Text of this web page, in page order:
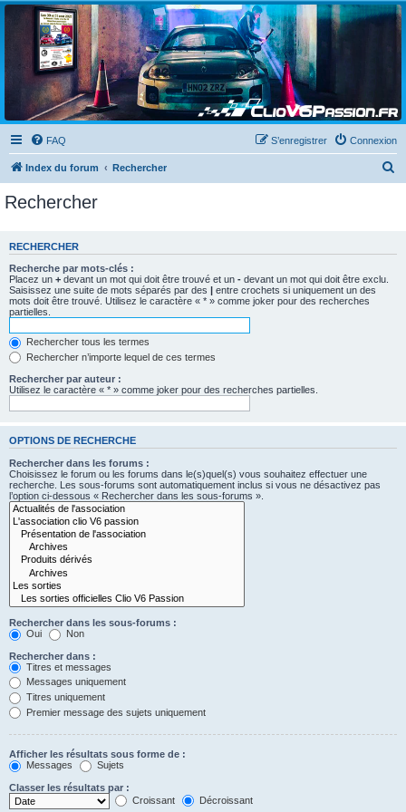
Clio V6 Passion
Le site français des passionnés de Clio V6
FAQ Connexion
S’enregistrer
Index du forum Rechercher
e
Rechercher
RECHERCHER
Recherche par mots-clés :
Placez un + devant un mot qui doit être trouvé et un - devant un mot qui doit être exclu.
Saisissez une suite de mots séparés par des | entre crochets si uniquement un des
mots doit être trouvé. Utilisez le caractère « * » comme joker pour des recherches
partielles.
Rechercher tous les termes
Rechercher n’importe lequel de ces termes
Rechercher par auteur :
Utilisez le caractère « * » comme joker pour des recherches partielles.
OPTIONS DE RECHERCHE
Rechercher dans les forums :
Choisissez le forum ou les forums dans le(s)quel(s) vous souhaitez effectuer une
recherche. Les sous-forums sont automatiquement inclus si vous ne désactivez pas
l’option ci-dessous « Rechercher dans les sous-forums ».
Rechercher dans les sous-forums :
Oui
Non
Rechercher dans :
Titres et messages
Messages uniquement
Titres uniquement
Premier message des sujets uniquement
Afficher les résultats sous forme de :
Messages
Sujets
Classer les résultats par :
Croissant
Décroissant